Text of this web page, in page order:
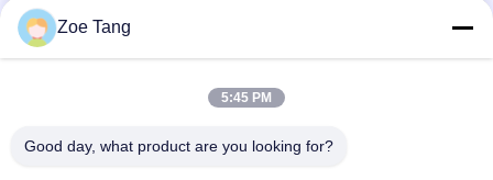
เสาไฟน้ำท่วม
Zoe Tang
5:45 PM
Good day, what product are you looking for?